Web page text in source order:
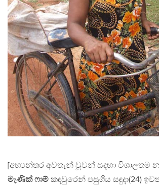
[අභ්‍යන්තර අවතැන් වූවන් සඳහා විශාලතම
මැණික් ෆාම් කඳවුරෙන් පසුගිය සඳුදා(24)